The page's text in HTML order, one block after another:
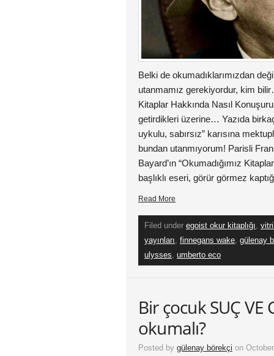
Belki de okumadıklarımızdan
utanmamız gerekiyordur, kim
Kitaplar Hakkında Nasıl
getirdikleri üzerine… Yazıda
uykulu, sabırsız” karısına
bundan utanmıyorum! Parisli
Bayard’ın “Okumadığımız
başlıklı eseri, görür görmez
Read More
Filed under egoist okur kitaplığı,
yayınları, finnegans wake, gülenay
ulysses, umberto eco
Bir çocuk SUÇ VE
okumalı?
Posted by gülenay börekçi on